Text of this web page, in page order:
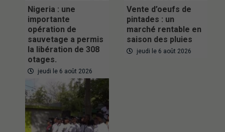
Nigeria : une
importante
opération de
sauvetage a permis
la libération de 308
otages.
jeudi le 6 août 2026
Vente d’oeufs de
pintades : un
marché rentable en
saison des pluies
jeudi le 6 août 2026